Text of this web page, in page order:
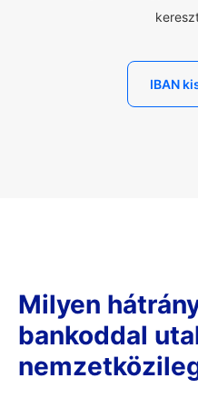
IBAN
Milyen
bankoddal